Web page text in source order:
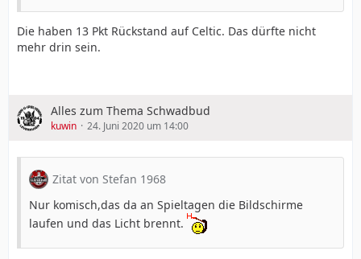
Die haben 13 Pkt Rückstand auf Celtic. Das dürfte nicht
mehr drin sein.
Alles zum Thema Schwadbud
kuwin 24. Juni 2020 um 14:00
Zitat von Stefan 1968
Nur komisch,das da an Spieltagen die Bildschirme
laufen und das Licht brennt.